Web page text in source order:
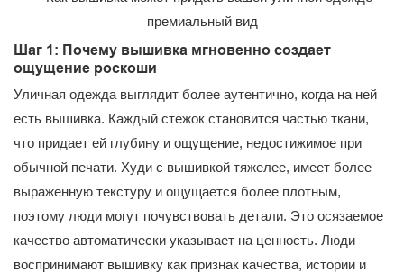
Шаг 1: Почему вышивка мгновенно создает
ощущение роскоши
Уличная одежда выглядит более аутентично, когда на ней
есть вышивка. Каждый стежок становится частью ткани,
что придает ей глубину и ощущение, недостижимое при
обычной печати. ​​Худи с вышивкой тяжелее, имеет более
выраженную текстуру и ощущается более плотным,
поэтому люди могут почувствовать детали. Это осязаемое
качество автоматически указывает на ценность. Люди
воспринимают вышивку как признак качества, истории и